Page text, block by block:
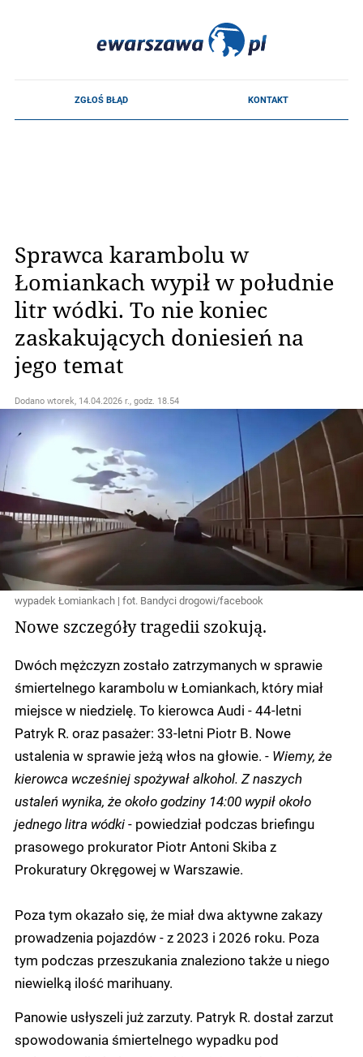
Sprawca karambolu w
Łomiankach wypił w południe
litr wódki. To nie koniec
zaskakujących doniesień na
jego temat
Dodano wtorek, 14.04.2026 r., godz. 18.54
wypadek Łomiankach | fot. Bandyci drogowi/facebook
Nowe szczegóły tragedii szokują.
Dwóch mężczyzn zostało zatrzymanych w sprawie
śmiertelnego karambolu w Łomiankach, który miał
miejsce w niedzielę. To kierowca Audi - 44-letni
Patryk R. oraz pasażer: 33-letni Piotr B. Nowe
ustalenia w sprawie jeżą włos na głowie. - Wiemy, że
kierowca wcześniej spożywał alkohol. Z naszych
ustaleń wynika, że około godziny 14:00 wypił około
jednego litra wódki- powiedział podczas briefingu
prasowego prokurator Piotr Antoni Skiba z
Prokuratury Okręgowej w Warszawie.
Poza tym okazało się, że miał dwa aktywne zakazy
prowadzenia pojazdów - z 2023 i 2026 roku. Poza
tym podczas przeszukania znaleziono także u niego
niewielką ilość marihuany.
Panowie usłyszeli już zarzuty. Patryk R. dostał zarzut
spowodowania śmiertelnego wypadku pod